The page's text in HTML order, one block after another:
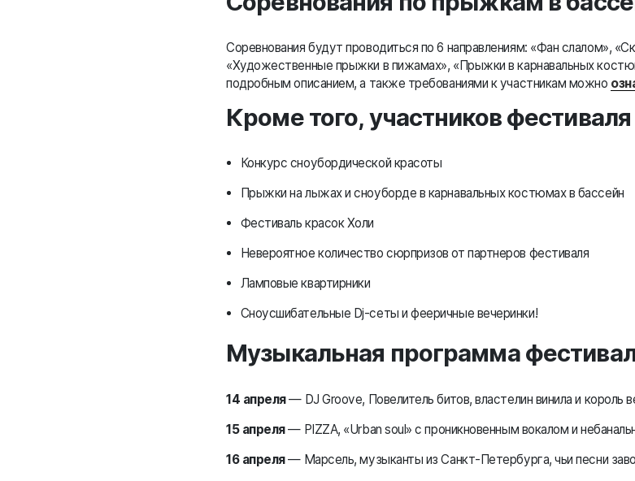
Соревнования будут проводиться по 6 направлениям: «Фан слалом»,
«Художественные прыжки в пижамах», «Прыжки в карнавальных
подробным описанием, а также требованиями к участникам можно
Кроме того, участников
Конкурс сноубордической красоты
Прыжки на лыжах и сноуборде в карнавальных костюмах в бассейн
Фестиваль красок Холи
Невероятное количество сюрпризов от партнеров фестиваля
Ламповые квартирники
Сноусшибательные Dj-сеты и фееричные вечеринки!
Музыкальная программа
14 апреля— DJ Groove, Повелитель битов, властелин винила и король
15 апреля— PIZZA, «Urban soul» c проникновенным вокалом и
16 апреля— Марсель, музыканты из Санкт-Петербурга, чьи песни